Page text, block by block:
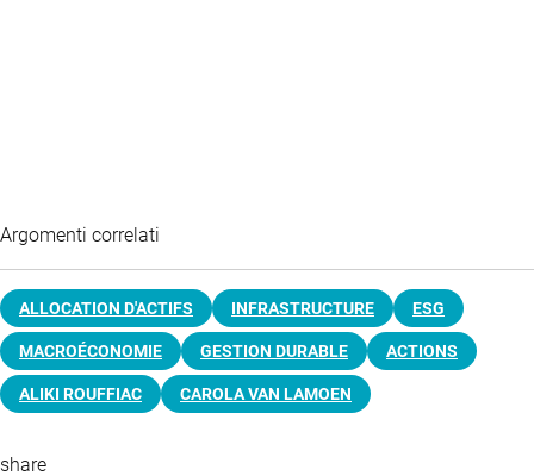
Argomenti correlati
ALLOCATION D'ACTIFS INFRASTRUCTURE ESG
MACROÉCONOMIE GESTION DURABLE ACTIONS
ALIKI ROUFFIAC CAROLA VAN LAMOEN
share